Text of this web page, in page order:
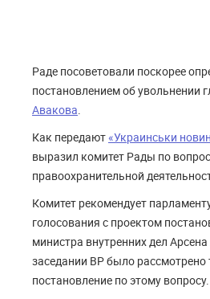
Раде посоветовали поскорее
постановлением об увольнении
Авакова.
Как передают«Украинськи
выразил комитет Рады по
правоохранительной
Комитет рекомендует
голосования с проектом
министра внутренних дел
заседании ВР было рассмотрено
постановление по этому вопросу.